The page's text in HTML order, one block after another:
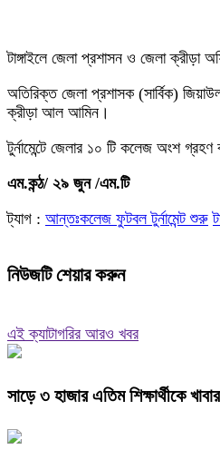
টাঙ্গাইলে জেলা প্রশাসন ও জেলা ক্রীড়া
অতিরিক্ত জেলা প্রশাসক (সার্বিক)
ক্রীড়া আল আমিন।
টুর্নামেন্টে জেলার ১০ টি কলেজ অংশ
এম.কন্ঠ/ ২৯ জুন /এম.টি
ট্যাগ : আন্তঃকলেজ ফুটবল টুর্নামেন্ট শুরু
নিউজটি শেয়ার করুন
এই ক্যাটাগরির আরও খবর
সাড়ে ৩ হাজার এতিম শিক্ষার্থীকে